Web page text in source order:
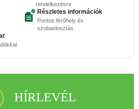
rendelkezésre
Részletes információk
Pontos férőhely és
szobaelosztás
HÍRLEVÉL